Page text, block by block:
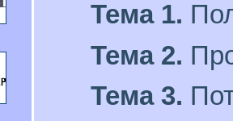
Тема 1.
Тема 2.
Тема 3.